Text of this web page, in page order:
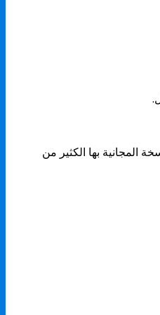
المجانية بها الكثير من